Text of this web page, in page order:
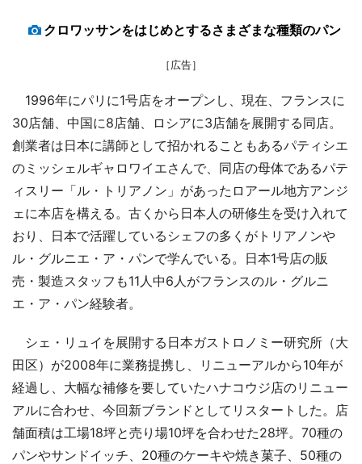
クロワッサンをはじめとするさまざまな種類のパン
［広告］
1996年にパリに1号店をオープンし、現在、フランスに
30店舗、中国に8店舗、ロシアに3店舗を展開する同店。
創業者は日本に講師として招かれることもあるパティシエ
のミッシェルギャロワイエさんで、同店の母体であるパテ
ィスリー「ル・トリアノン」があったロアール地方アンジ
ェに本店を構える。古くから日本人の研修生を受け入れて
おり、日本で活躍しているシェフの多くがトリアノンや
ル・グルニエ・ア・パンで学んでいる。日本1号店の販
売・製造スタッフも11人中6人がフランスのル・グルニ
エ・ア・パン経験者。
シェ・リュイを展開する日本ガストロノミー研究所（大
田区）が2008年に業務提携し、リニューアルから10年が
経過し、大幅な補修を要していたハナコウジ店のリニュー
アルに合わせ、今回新ブランドとしてリスタートした。店
舗面積は工場18坪と売り場10坪を合わせた28坪。70種の
パンやサンドイッチ、20種のケーキや焼き菓子、50種の